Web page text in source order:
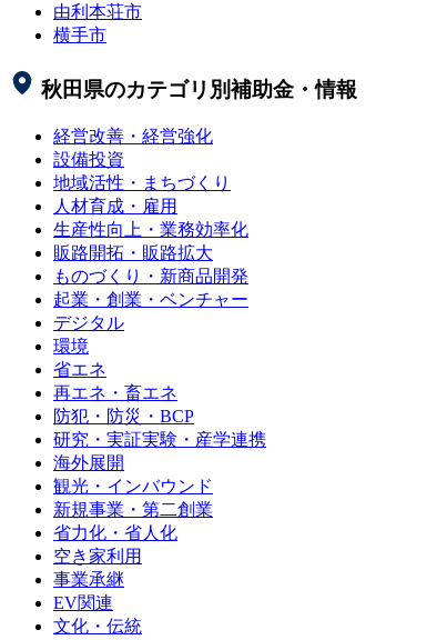
由利本荘市
横手市
秋田県のカテゴリ別補助金・情報
経営改善・経営強化
設備投資
地域活性・まちづくり
人材育成・雇用
生産性向上・業務効率化
販路開拓・販路拡大
ものづくり・新商品開発
起業・創業・ベンチャー
デジタル
環境
省エネ
再エネ・畜エネ
防犯・防災・BCP
研究・実証実験・産学連携
海外展開
観光・インバウンド
新規事業・第二創業
省力化・省人化
空き家利用
事業承継
EV関連
文化・伝統